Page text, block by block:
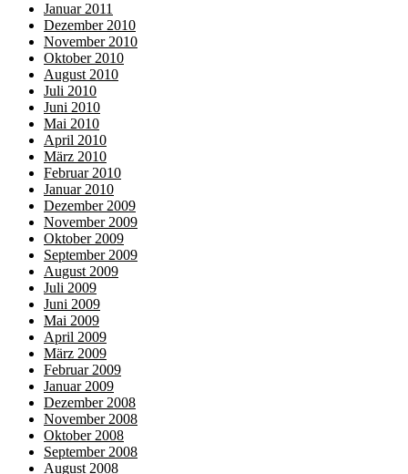
Januar 2011
Dezember 2010
November 2010
Oktober 2010
August 2010
Juli 2010
Juni 2010
Mai 2010
April 2010
März 2010
Februar 2010
Januar 2010
Dezember 2009
November 2009
Oktober 2009
September 2009
August 2009
Juli 2009
Juni 2009
Mai 2009
April 2009
März 2009
Februar 2009
Januar 2009
Dezember 2008
November 2008
Oktober 2008
September 2008
August 2008